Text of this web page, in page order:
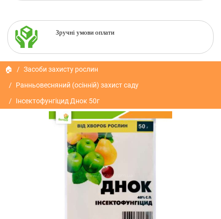
Зручні умови оплати
🏠
Засоби захисту рослин
Ранньовесняний (осінній) захист саду
Інсектофунгіцид Днок 50г